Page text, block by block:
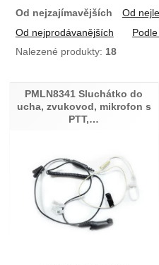
Od nejzajímavějších
Od
Od nejprodávanějších
Nalezené produkty: 18
Produkty
PMLN8341 Sluchátko do
ucha, zvukovod, mikrofon s
PTT,…